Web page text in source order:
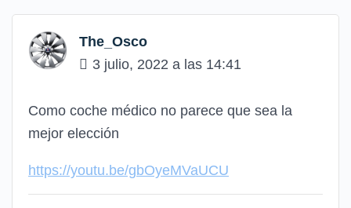
The_Osco
3 julio, 2022 a las 14:41
Como coche médico no parece que sea la
mejor elección
https://youtu.be/gbOyeMVaUCU